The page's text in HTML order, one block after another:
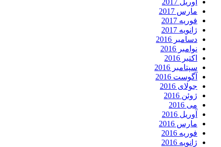
مارس 2017
فوریه 2017
ژانویه 2017
دسامبر 2016
نوامبر 2016
اکتبر 2016
سپتامبر 2016
آگوست 2016
جولای 2016
ژوئن 2016
می 2016
آوریل 2016
مارس 2016
فوریه 2016
ژانویه 2016